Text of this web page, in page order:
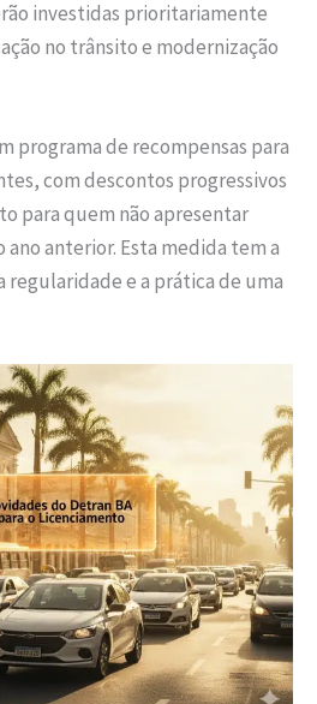
investidas prioritariamente
no trânsito e modernização
programa de recompensas para
com descontos progressivos
para quem não apresentar
anterior. Esta medida tem a
regularidade e a prática de uma